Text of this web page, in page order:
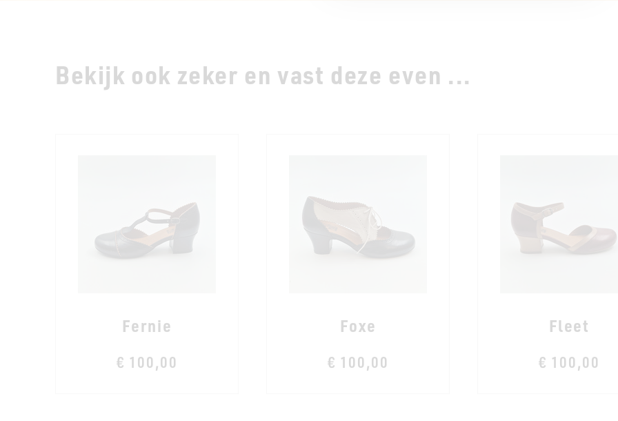
Bekijk ook zeker en vast deze even ...
Fernie
€ 100,00
Foxe
€ 100,00
Fleet
€ 100,00